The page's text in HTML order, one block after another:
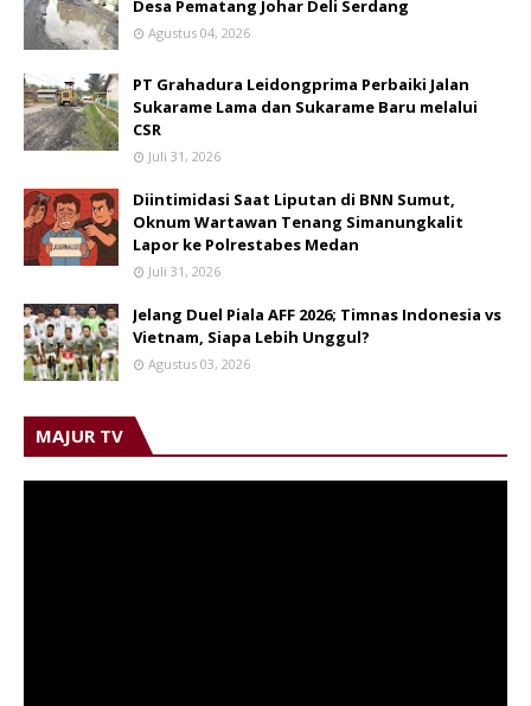
Desa Pematang Johar Deli Serdang
Agustus 04, 2026
PT Grahadura Leidongprima Perbaiki Jalan
Sukarame Lama dan Sukarame Baru melalui
CSR
Juli 31, 2026
Diintimidasi Saat Liputan di BNN Sumut,
Oknum Wartawan Tenang Simanungkalit
Lapor ke Polrestabes Medan
Juli 31, 2026
Jelang Duel Piala AFF 2026; Timnas Indonesia vs
Vietnam, Siapa Lebih Unggul?
Agustus 03, 2026
MAJUR TV